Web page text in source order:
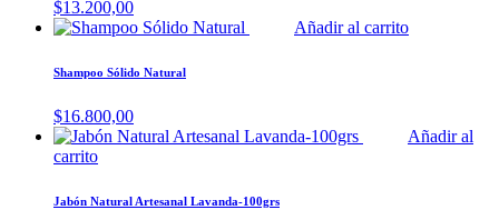
$13.200,00
Añadir al carrito
Shampoo Sólido Natural
$16.800,00
Añadir al
carrito
Jabón Natural Artesanal Lavanda-100grs